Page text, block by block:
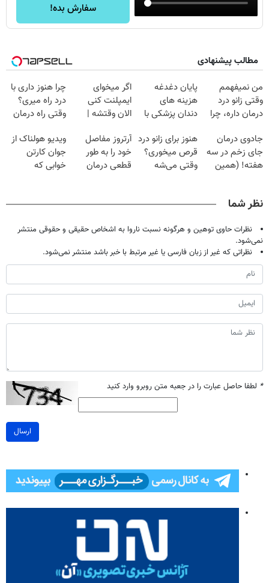
سفارش بده!
مطالب پیشنهادی
من نمیفهمم
وقتی زانو درد
درمان داره، چرا
تحمل میکنی؟❗
پایان دغدغه
هزینه های
دندان پزشکی با
خانگی
اگر میخوای
ایمپلنت کنی
الان وقتشه |
میلیون تومان!!!
چرا هنوز داری با
درد راه میری؟
وقتی راه درمان
جادوی درمان
جای زخم در سه
هفته! (همین
هنوز برای زانو درد
قرص میخوری؟
وقتی می‌شه
آرتروز مفاصل
خود را به طور
قطعی درمان
ویدیو هولناک از
جوان کارتن
خوابی که
نظر شما
نظرات حاوی توهین و هرگونه نسبت ناروا به اشخاص حقیقی و حقوقی منتشر
نمی‌شود.
نظراتی که غیر از زبان فارسی یا غیر مرتبط با خبر باشد منتشر نمی‌شود.
* لطفا حاصل عبارت را در جعبه متن روبرو وارد کنید
ارسال